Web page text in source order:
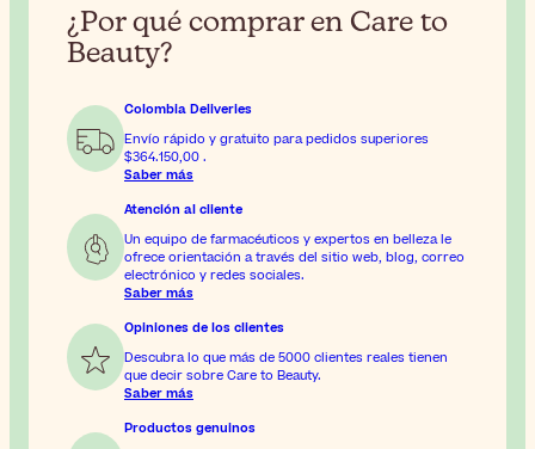
¿Por qué comprar en Care to
Beauty?
Colombia Deliveries
Envío rápido y gratuito para pedidos superiores
$364.150,00 .
Saber más
Atención al cliente
Un equipo de farmacéuticos y expertos en belleza le
ofrece orientación a través del sitio web, blog, correo
electrónico y redes sociales.
Saber más
Opiniones de los clientes
Descubra lo que más de 5000 clientes reales tienen
que decir sobre Care to Beauty.
Saber más
Productos genuinos